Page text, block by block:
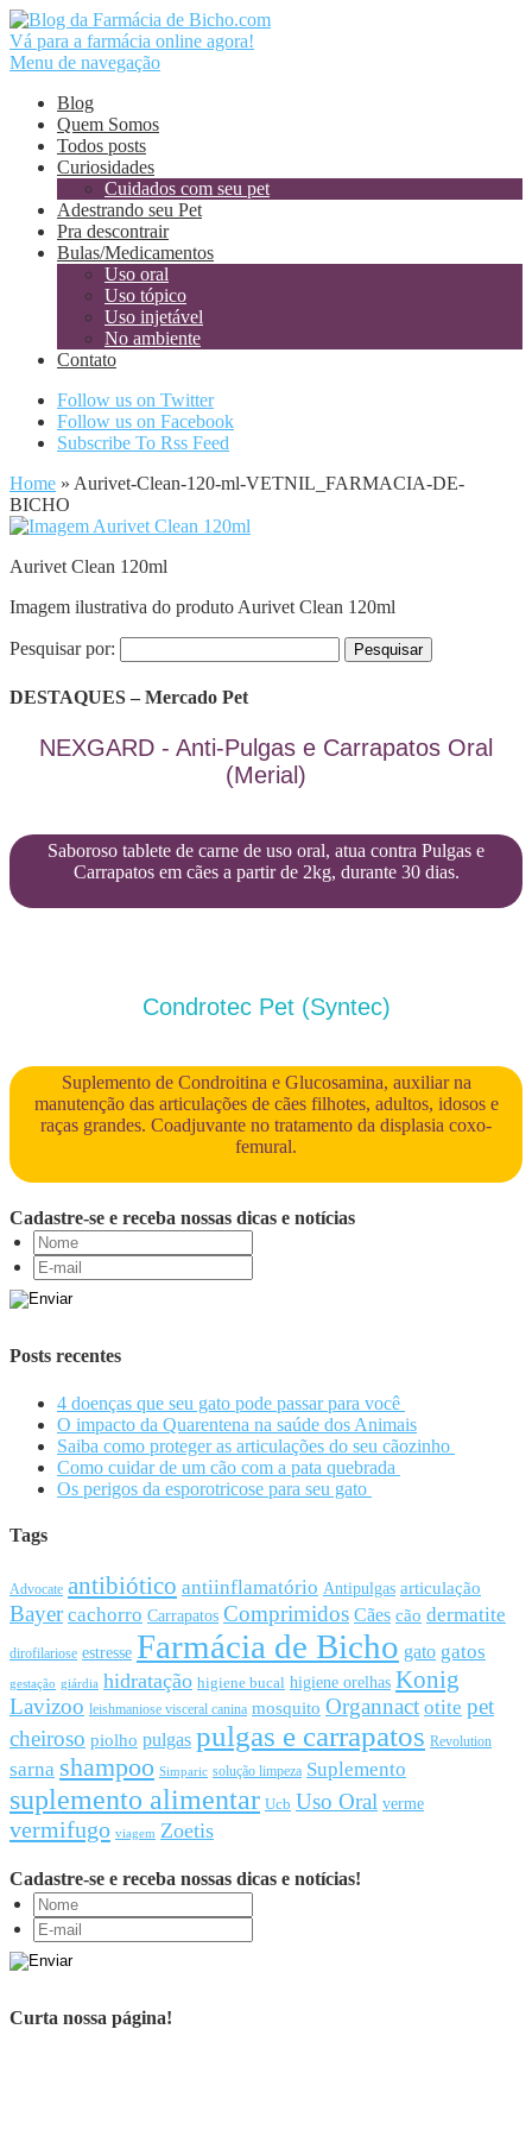
Vá para a farmácia online agora!
Menu de navegação
Blog
Quem Somos
Todos posts
Curiosidades
Cuidados com seu pet
Adestrando seu Pet
Pra descontrair
Bulas/Medicamentos
Uso oral
Uso tópico
Uso injetável
No ambiente
Contato
Follow us on Twitter
Follow us on Facebook
Subscribe To Rss Feed
Home » Aurivet-Clean-120-ml-VETNIL_FARMACIA-DE-
BICHO
Aurivet Clean 120ml
Imagem ilustrativa do produto Aurivet Clean 120ml
Pesquisar por:
DESTAQUES – Mercado Pet
NEXGARD - Anti-Pulgas e Carrapatos Oral
(Merial)
Saboroso tablete de carne de uso oral, atua contra Pulgas e
Carrapatos em cães a partir de 2kg, durante 30 dias.
Condrotec Pet (Syntec)
Suplemento de Condroitina e Glucosamina, auxiliar na
manutenção das articulações de cães filhotes, adultos, idosos e
raças grandes. Coadjuvante no tratamento da displasia coxo-
femural.
Cadastre-se e receba nossas dicas e notícias
Posts recentes
4 doenças que seu gato pode passar para você
O impacto da Quarentena na saúde dos Animais
Saiba como proteger as articulações do seu cãozinho
Como cuidar de um cão com a pata quebrada
Os perigos da esporotricose para seu gato
Tags
Advocate antibiótico antiinflamatório Antipulgas articulação
Bayer cachorro Carrapatos Comprimidos Cães cão dermatite
dirofilariose estresse Farmácia de Bicho gato gatos
gestação giárdia hidratação higiene bucal higiene orelhas Konig
Lavizoo leishmaniose visceral canina mosquito Organnact otite pet
cheiroso piolho pulgas pulgas e carrapatos Revolution
sarna shampoo Simparic solução limpeza Suplemento
suplemento alimentar Ucb Uso Oral verme
vermifugo viagem Zoetis
Cadastre-se e receba nossas dicas e notícias!
Curta nossa página!